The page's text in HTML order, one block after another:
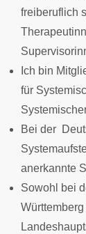
freiberuflich
Ich bin
für
Bei der
anerkannte
Sowohl bei